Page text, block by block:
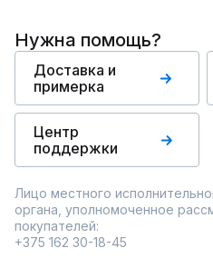
Нужна помощь?
Доставка и
примерка
Центр
поддержки
Лицо местного
органа, уполномоченное
покупателей:
+375 162 30-18-45